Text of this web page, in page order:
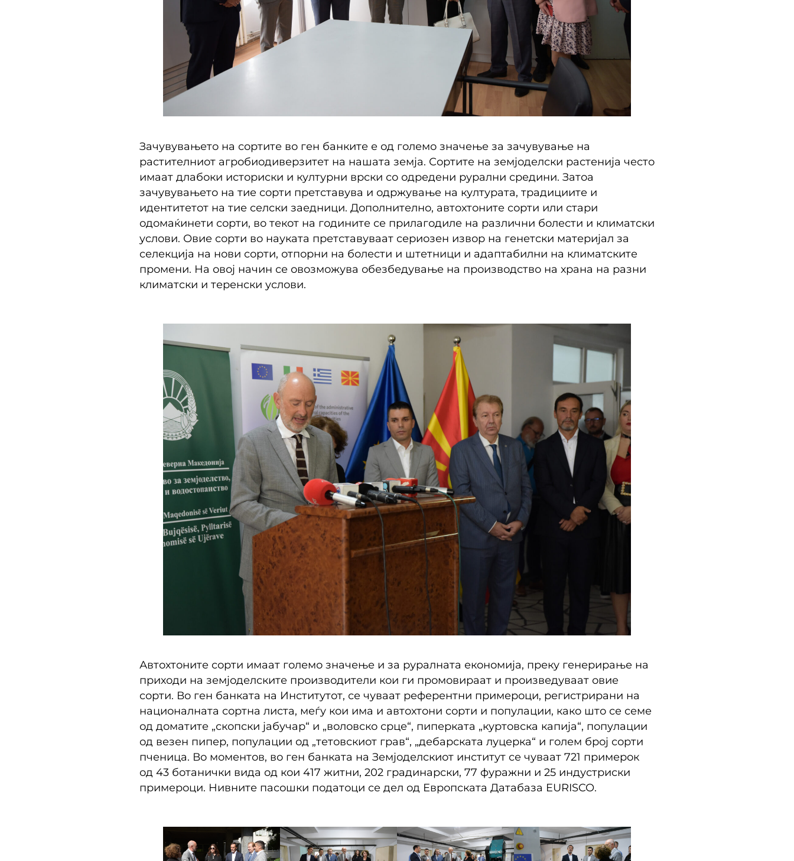
Зачувувањето на сортите во ген банките е од големо значење за зачувување на
растителниот агробиодиверзитет на нашата земја. Сортите на земјоделски растенија често
имаат длабоки историски и културни врски со одредени рурални средини. Затоа
зачувувањето на тие сорти претставува и одржување на културата, традициите и
идентитетот на тие селски заедници. Дополнително, автохтоните сорти или стари
одомаќинети сорти, во текот на годините се прилагодиле на различни болести и климатски
услови. Овие сорти во науката претставуваат сериозен извор на генетски материјал за
селекција на нови сорти, отпорни на болести и штетници и адаптабилни на климатските
промени. На овој начин се овозможува обезбедување на производство на храна на разни
климатски и теренски услови.
Автохтоните сорти имаат големо значење и за руралната економија, преку генерирање на
приходи на земјоделските производители кои ги промовираат и произведуваат овие
сорти. Во ген банката на Институтот, се чуваат референтни примероци, регистрирани на
националната сортна листа, меѓу кои има и автохтони сорти и популации, како што се семе
од доматите „скопски јабучар“ и „воловско срце“, пиперката „куртовска капија“, популации
од везен пипер, популации од „тетовскиот грав“, „дебарската луцерка“ и голем број сорти
пченица. Во моментов, во ген банката на Земјоделскиот институт се чуваат 721 примерок
од 43 ботанички вида од кои 417 житни, 202 градинарски, 77 фуражни и 25 индустриски
примероци. Нивните пасошки податоци се дел од Европската Датабаза EURISCO.